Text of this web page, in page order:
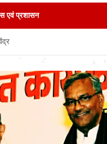
एवं प्रशासन